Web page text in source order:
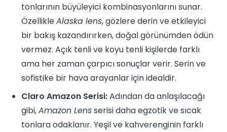
tonlarının büyüleyici kombinasyonlarını sunar.
ÖzellikleAlaska lens, gözlere derin ve etkileyici
bir bakış kazandırırken, doğal görünümden ödün
vermez. Açık tenli ve koyu tenli kişilerde farklı
ama her zaman çarpıcı sonuçlar verir. Serin ve
sofistike bir hava arayanlar için idealdir.
Claro Amazon Serisi:Adından da anlaşılacağı
gibi,Amazon Lensserisi daha egzotik ve sıcak
tonlara odaklanır. Yeşil ve kahverenginin farklı